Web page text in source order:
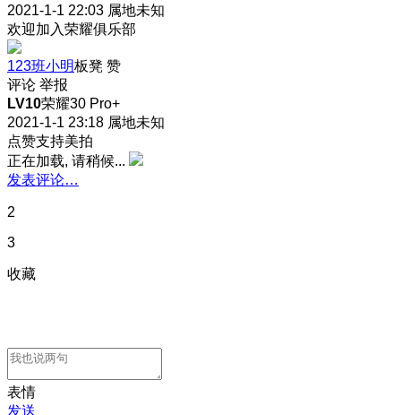
2021-1-1 22:03 属地未知
欢迎加入荣耀俱乐部
123班小明板凳 赞
评论 举报
LV10荣耀30 Pro+
2021-1-1 23:18 属地未知
点赞支持美拍
正在加载, 请稍候...
发表评论…
2
3
收藏
表情
发送